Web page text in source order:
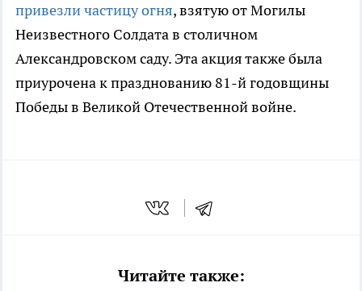
привезли частицу огня, взятую от Могилы
Неизвестного Солдата в столичном
Александровском саду. Эта акция также была
приурочена к празднованию 81-й годовщины
Победы в Великой Отечественной войне.
Читайте также: